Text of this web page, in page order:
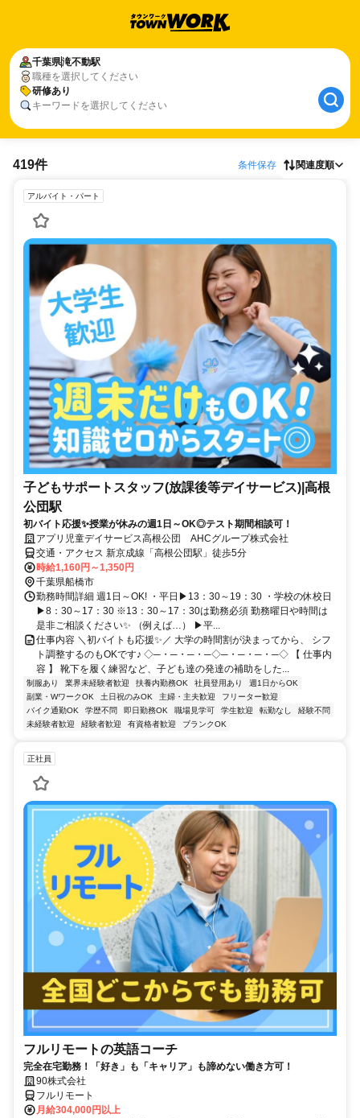
千葉県滝不動駅
職種を選択してください
研修あり
キーワードを選択してください
419件 条件保存 関連度順
アルバイト・パート
子どもサポートスタッフ(放課後等デイサービス)|高根
公団駅
初バイト応援✨授業が休みの週1日～OK◎テスト期間相談可！
アプリ児童デイサービス高根公団 AHCグループ株式会社
交通・アクセス 新京成線「高根公団駅」徒歩5分
時給1,160円～1,350円
千葉県船橋市
勤務時間詳細 週1日～OK! ・平日▶13：30～19：30 ・学校の休校日
▶8：30～17：30 ※13：30～17：30は勤務必須 勤務曜日や時間は
是非ご相談ください✨ （例えば…） ▶平...
仕事内容 ＼初バイトも応援✨／ 大学の時間割が決まってから、 シフ
ト調整するのもOKです♪ ◇─・─・─・─◇─・─・─・─◇ 【 仕事内
容 】 靴下を履く練習など、子ども達の発達の補助をした...
制服あり 業界未経験者歓迎 扶養内勤務OK 社員登用あり
週1日からOK
副業・WワークOK
土日祝のみOK 主婦・主夫歓迎
フリーター歓迎
バイク通勤OK
学歴不問 即日勤務OK 職場見学可 学生歓迎 転勤なし
経験不問
未経験者歓迎
経験者歓迎 有資格者歓迎 ブランクOK
正社員
フルリモートの英語コーチ
完全在宅勤務！「好き」も「キャリア」も諦めない働き方可！
90株式会社
フルリモート
月給304,000円以上